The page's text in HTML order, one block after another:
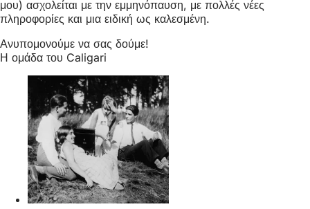
μου) ασχολείται με την εμμηνόπαυση, με πολλές νέες
πληροφορίες και μια ειδική ως καλεσμένη.
Ανυπομονούμε να σας δούμε!
Η ομάδα του Caligari